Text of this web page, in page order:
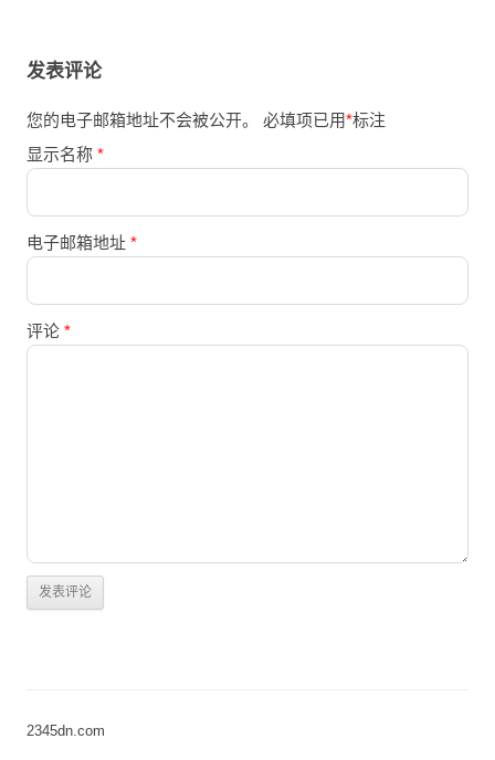
发表评论
您的电子邮箱地址不会被公开。 必填项已用*标注
显示名称 *
电子邮箱地址 *
评论 *
2345dn.com